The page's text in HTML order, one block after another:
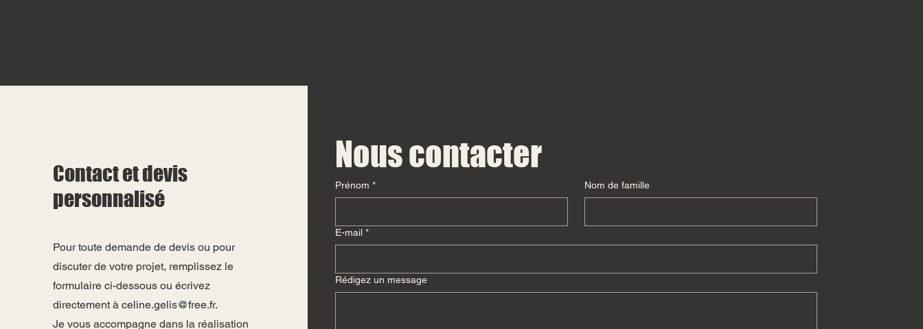
Contact et devis
personnalisé
Pour toute demande de devis ou pour
discuter de votre projet, remplissez le
formulaire ci-dessous ou écrivez
directement à celine.gelis@free.fr.
Je vous accompagne dans la réalisation
Nous contacter
Prénom * Nom de famille
E-mail *
Rédigez un message